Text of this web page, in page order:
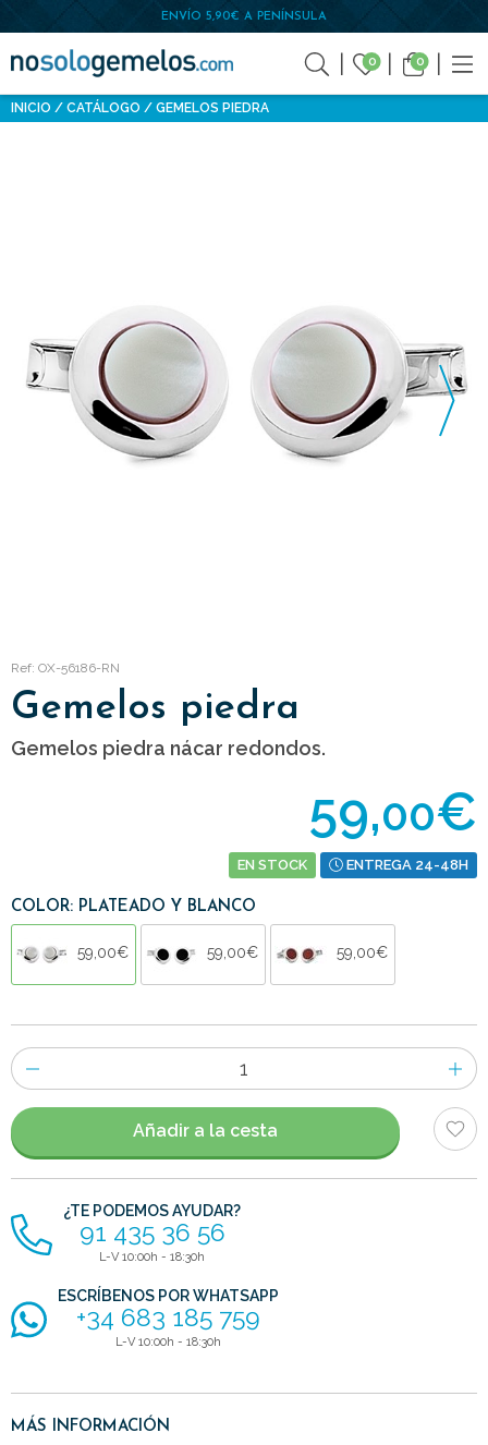
ENVÍO 5,90€ A PENÍNSULA
0 0
INICIO CATÁLOGO GEMELOS PIEDRA
Ref: OX-56186-RN
Gemelos piedra
Gemelos piedra nácar redondos.
59,00€
EN STOCK ENTREGA 24-48H
COLOR: PLATEADO Y BLANCO
59,00€ 59,00€ 59,00€
Número
de
artículos
Añadir a la cesta
¿TE PODEMOS AYUDAR?
91 435 36 56
L-V 10:00h - 18:30h
ESCRÍBENOS POR WHATSAPP
+34 683 185 759
L-V 10:00h - 18:30h
MÁS INFORMACIÓN